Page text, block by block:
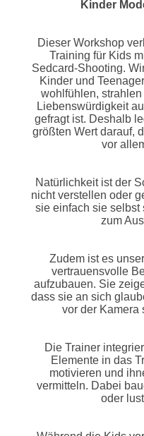
Kinder
Dieser Workshop
Training für Kids
Sedcard-Shooting.
Kinder und
wohlfühlen,
Liebenswürdigkeit
gefragt ist. Deshalb
größten Wert darauf,
vor
Natürlichkeit ist der
nicht verstellen oder
sie einfach sie
zum
Zudem ist es
vertrauensvolle
aufzubauen. Sie
dass sie an sich
vor der Kamera
Die Trainer
Elemente in das
motivieren und
vermitteln. Dabei
oder